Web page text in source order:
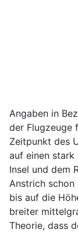
Angaben in
der Flugzeuge
Zeitpunkt des
auf einen
Insel und dem
Anstrich schon
bis auf die
breiter
Theorie, dass